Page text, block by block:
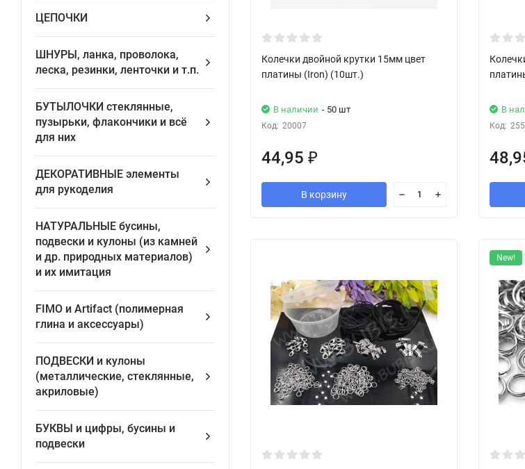
ЦЕПОЧКИ
ШНУРЫ, ланка, проволока,
леска, резинки, ленточки и т.п.
БУТЫЛОЧКИ стеклянные,
пузырьки, флакончики и всё
для них
ДЕКОРАТИВНЫЕ элементы
для рукоделия
НАТУРАЛЬНЫЕ бусины,
подвески и кулоны (из камней
и др. природных материалов)
и их имитация
FIMO и Artifact (полимерная
глина и аксессуары)
ПОДВЕСКИ и кулоны
(металлические, стеклянные,
акриловые)
БУКВЫ и цифры, бусины и
подвески
Колечки двойной крутки 15мм цвет
платины (Iron) (10шт.)
В наличии - 50 шт
Код: 20007
44,95 ₽
В корзину
В
Код:
New!